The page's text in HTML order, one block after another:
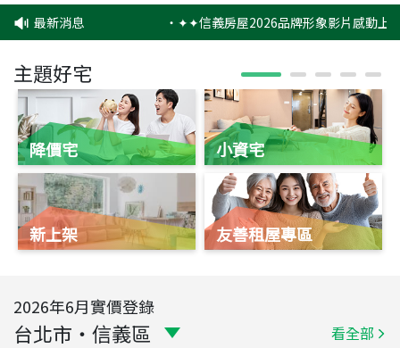
最新消息 ‧✦✦信義房屋2026品牌形象影片感動上
主題好宅
降價宅
新上架
小資宅
友善租屋專區
2026年6月實價登錄
台北市 ・ 信義區 看全部